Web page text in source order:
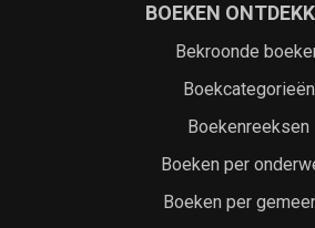
BOEKEN
Bekroonde
Boekcategorieën
Boekenreeksen
Boeken per
Boeken per